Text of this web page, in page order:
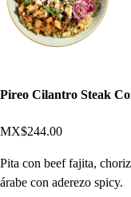
Pireo Cilantro Steak
MX$244.00
Pita con beef fajita,
árabe con aderezo spicy.